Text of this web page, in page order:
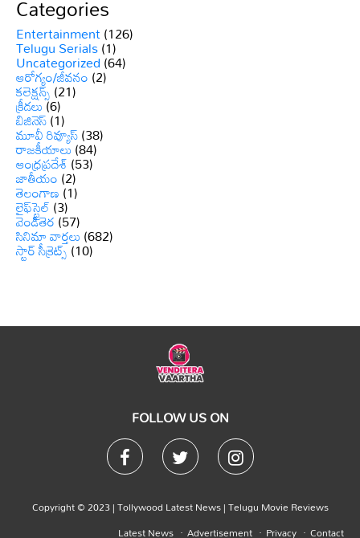
Categories
Entertainment(126)
Telugu Serials(1)
Uncategorized(64)
ఆరోగ్యం/జీవనం(2)
కలెక్షన్స్(21)
క్రీడలు(6)
బిజినెస్(1)
మూవీ రివ్యూస్(38)
రాజకీయాలు(84)
ఆంధ్రప్రదేశ్(53)
జాతీయం(2)
తెలంగాణ(1)
లైఫ్‌స్టైల్(3)
వెండితెర(57)
సినిమా వార్తలు(682)
స్టార్ సీక్రెట్స్(10)
FOLLOW US ON
Copyright © 2023 |Tollywood Latest News|Telugu Movie Reviews
Latest News
Advertisement Privacy Contact